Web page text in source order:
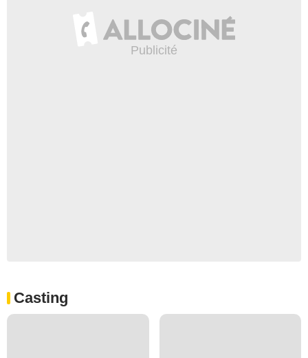
Casting